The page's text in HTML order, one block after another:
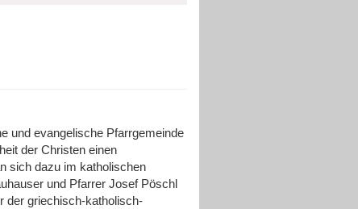
und evangelische Pfarrgemeinde
der Christen einen
sich dazu im katholischen
und Pfarrer Josef Pöschl
der griechisch-katholisch-